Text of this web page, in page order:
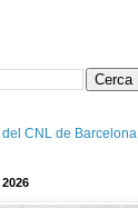
CNL de Barcelona